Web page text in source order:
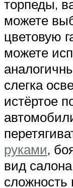
торпеды,
можете
цветовую
можете
слегка
истёртое
руками,
вид